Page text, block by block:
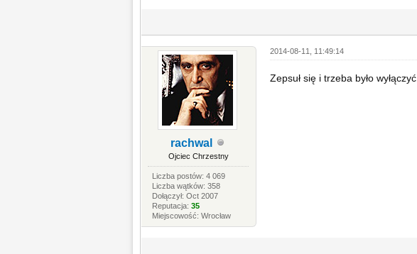
rachwal
Ojciec Chrzestny
Liczba postów: 4 069
Liczba wątków: 358
Dołączył: Oct 2007
Reputacja:35
Miejscowość: Wrocław
2014-08-11, 11:49:14
Zepsuł się i trzeba było wyłączyć.